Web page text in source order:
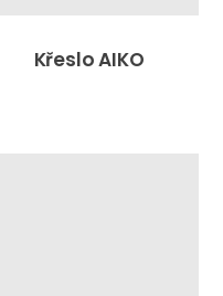
Křeslo AIKO